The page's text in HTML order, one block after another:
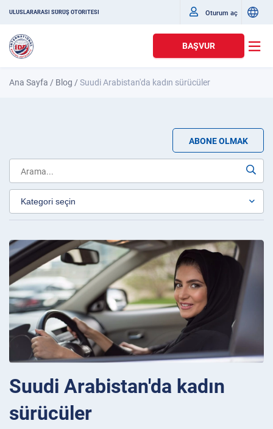
ULUSLARARASI SÜRÜŞ OTORITESI Oturum aç
BAŞVUR
Ana Sayfa / Blog /Suudi Arabistan'da kadın sürücüler
ABONE OLMAK
Suudi Arabistan'da kadın
sürücüler